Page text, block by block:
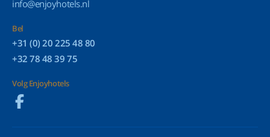
info@enjoyhotels.nl
Bel
+31 (0) 20 225 48 80
+32 78 48 39 75
Volg Enjoyhotels